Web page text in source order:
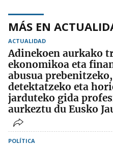
MÁS EN
ACTUALIDAD
Adinekoen aurkako
ekonomikoa eta
abusua prebenitzeko,
detektatzeko eta
jarduteko gida
aurkeztu du Eusko
POLÍTICA